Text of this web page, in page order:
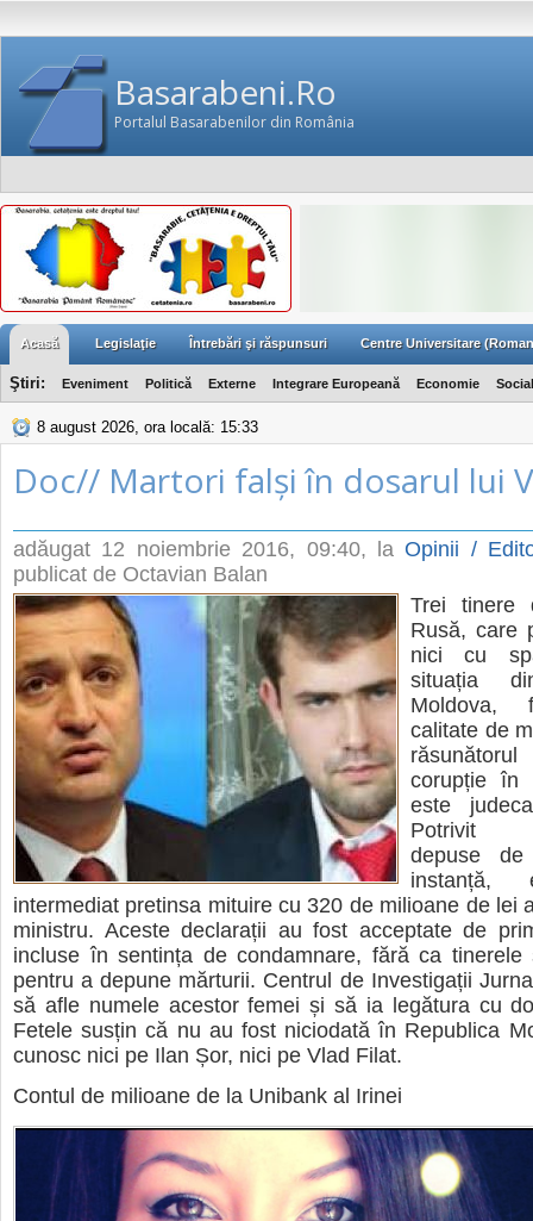
Basarabeni.Ro
Portalul Basarabenilor din România
Acasă Legislaţie Întrebări şi răspunsuri Centre Universitare
Ştiri: Eveniment Politică Externe Integrare Europeană Economie Social
8 august 2026, ora locală: 15:33
Doc// Martori falși în dosarul lui
adăugat 12 noiembrie 2016, 09:40, la Opinii /
publicat de Octavian Balan
Trei tinere
Rusă, care
nici cu
situația
Moldova,
calitate de
corupție în
este
Potrivit
depuse
intermediat pretinsa mituire cu 320 de milioane de lei
ministru. Aceste declarații au fost acceptate de
incluse în sentința de condamnare, fără ca tinerele
pentru a depune mărturii. Centrul de Investigații
să afle numele acestor femei și să ia legătura cu
Fetele susțin că nu au fost niciodată în Republica
cunosc nici pe Ilan Șor, nici pe Vlad Filat.
Contul de milioane de la Unibank al Irinei